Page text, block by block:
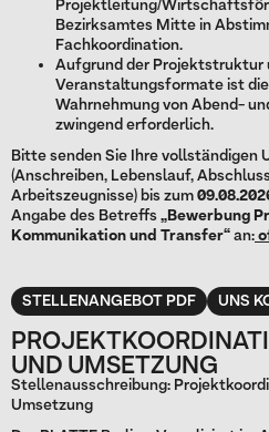
Projektleitung/
Bezirksamtes Mitte in
Fachkoordination.
Aufgrund der Projektstruktur
Veranstaltungsformate ist
Wahrnehmung von Abend-
zwingend erforderlich.
Bitte senden Sie Ihre vollständigen
(Anschreiben, Lebenslauf,
Arbeitszeugnisse) bis zum
Angabe des Betreffs„Bewerbung
Kommunikation und Transfer“an:
STELLENANGEBOT PDF UNS
UND UMSETZUNG
Stellenausschreibung:
Umsetzung